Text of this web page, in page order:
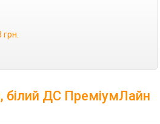
грн.
білий ДС ПреміумЛайн